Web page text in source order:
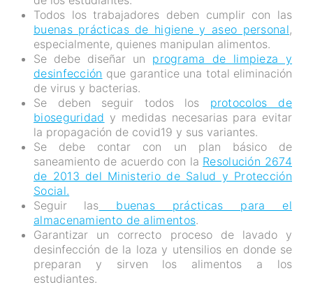
Todos los trabajadores deben cumplir con las
buenas prácticas de higiene y aseo personal,
especialmente, quienes manipulan alimentos.
Se debe diseñar un programa de limpieza y
desinfección que garantice una total eliminación
de virus y bacterias.
Se deben seguir todos los protocolos de
bioseguridad y medidas necesarias para evitar
la propagación de covid19 y sus variantes.
Se debe contar con un plan básico de
saneamiento de acuerdo con la Resolución 2674
de 2013 del Ministerio de Salud y Protección
Social.
Seguir las buenas prácticas para el
almacenamiento de alimentos.
Garantizar un correcto proceso de lavado y
desinfección de la loza y utensilios en donde se
preparan y sirven los alimentos a los
estudiantes.